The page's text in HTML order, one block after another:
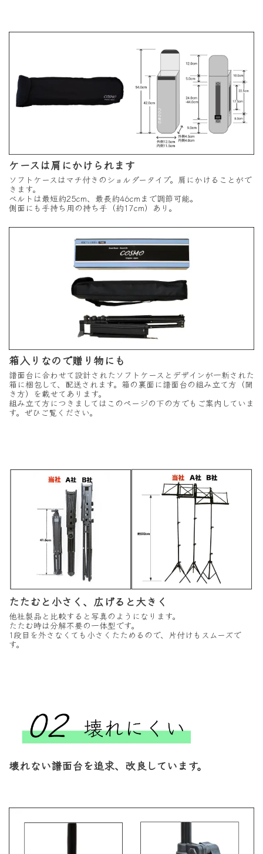
ケースは肩にかけられます
ソフトケースはマチ付きのショルダータイプ。肩にかけることがで
きます。
ベルトは最短約25cm、最長約46cmまで調節可能。
側面にも手持ち用の持ち手（約17cm）あり。
箱入りなので贈り物にも
譜面台に合わせて設計されたソフトケースとデザインが一新された
箱に梱包して、配送されます。箱の裏面に譜面台の組み立て方（開
き方）を載せてあります。
組み立て方につきましてはこのページの下の方でもご案内していま
す。ぜひご覧ください。
たたむと小さく、広げると大きく
他社製品と比較すると写真のようになります。
たたむ時は分解不要の一体型です。
1段目を外さなくても小さくたためるので、片付けもスムーズで
す。
壊れない譜面台を追求、改良しています。